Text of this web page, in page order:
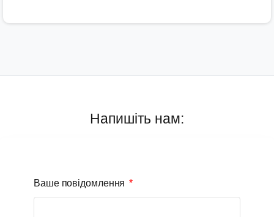
Напишіть нам:
Ваше повідомлення